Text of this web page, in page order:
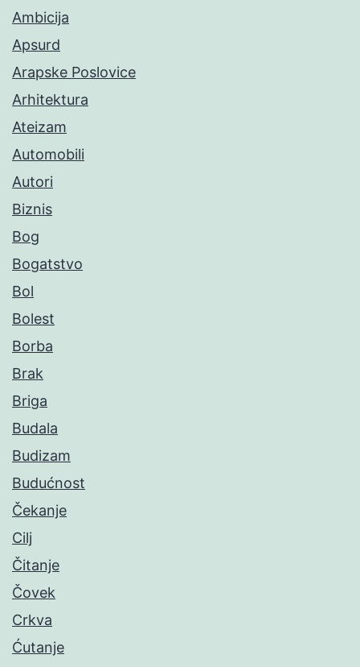
Ambicija
Apsurd
Arapske Poslovice
Arhitektura
Ateizam
Automobili
Autori
Biznis
Bog
Bogatstvo
Bol
Bolest
Borba
Brak
Briga
Budala
Budizam
Budućnost
Čekanje
Cilj
Čitanje
Čovek
Crkva
Ćutanje